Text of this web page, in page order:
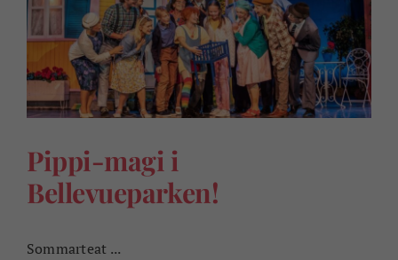
Pippi-magi i
Bellevueparken!
Sommarteat ...